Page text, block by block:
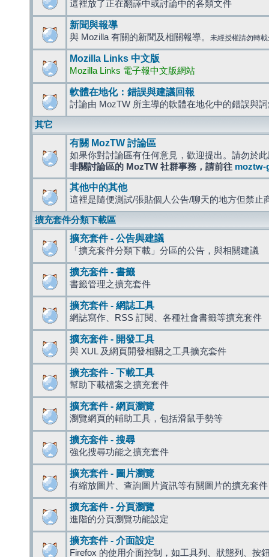
這裡放了正在翻譯中或討論中的各類文件
新聞與報導
與 Mozilla 有關的新聞及相關報導。 未經授權請勿轉
Mozilla Links 中文版
Mozilla Links 電子報中文版網站
軟體在地化：錯誤與建議回報
討論由 MozTW 所主導的軟體在地化中的錯誤與
其它
有關 MozTW 討論區
如果你對討論區有任何意見，歡迎提出。請勿於
非關討論區的 MozTW 社群事務，請前往 moztw-
其他中的其他
這裡是隨便測試/張貼個人公告/聊天的地方但禁止
擴充套件分類下載區
擴充套件 - 公告與建議
「擴充套件分類下載」分區的公告，與相關建議
擴充套件 - 書籤
書籤管理之擴充套件
擴充套件 - 網誌工具
網誌寫作、RSS 訂閱、各種社會書籤等擴充套件
擴充套件 - 開發工具
與 XUL 及網頁開發相關之工具擴充套件
擴充套件 - 下載工具
幫助下載檔案之擴充套件
擴充套件 - 網頁瀏覽
瀏覽網頁的輔助工具，包括滑鼠手勢等
擴充套件 - 搜尋
強化搜尋功能之擴充套件
擴充套件 - 圖片瀏覽
有縮放圖片、查詢圖片資訊等有關圖片的擴充套件
擴充套件 - 分頁瀏覽
進階的分頁瀏覽功能設定
擴充套件 - 介面設定
Firefox 的使用介面控制，如工具列、狀態列、按